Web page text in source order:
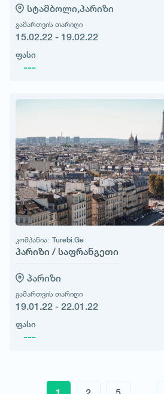
სტამბოლი,პარიზი
გამართვის თარიღი
15.02.22 - 19.02.22
ფასი
---
კომპანია: Turebi.Ge
პარიზი / საფრანგეთი
პარიზი
გამართვის თარიღი
19.01.22 - 22.01.22
ფასი
---